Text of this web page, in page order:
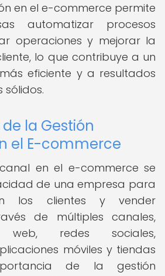
en el e-commerce permite
automatizar procesos
operaciones y mejorar la
lo que contribuye a un
eficiente y a resultados
sólidos.
la Gestión
el E-commerce
en el e-commerce se
de una empresa para
los clientes y vender
de múltiples canales,
redes sociales,
móviles y tiendas
de la gestión